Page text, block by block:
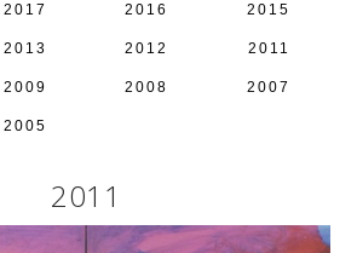
2017 2016 2015
2013 2012 2011
2009 2008 2007
2005
2011